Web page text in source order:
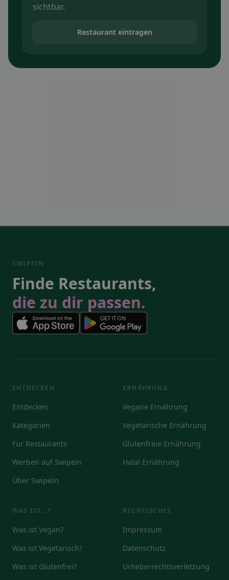
sichtbar.
Restaurant eintragen
SWIPEIN
Finde Restaurants,
die zu dir passen.
ENTDECKEN
Entdecken
Kategorien
Für Restaurants
Werben auf Swipein
Über SwipeIn
ERNÄHRUNG
Vegane Ernährung
Vegetarische Ernährung
Glutenfreie Ernährung
Halal Ernährung
WAS IST...?
Was ist Vegan?
Was ist Vegetarisch?
Was ist Glutenfrei?
RECHTLICHES
Impressum
Datenschutz
Urheberrechtsverletzung